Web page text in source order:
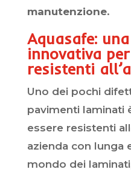
manutenzione.
Aquasafe:
innovativa
resistenti
Uno dei pochi
pavimenti laminati
essere resistenti
azienda con lunga
mondo dei